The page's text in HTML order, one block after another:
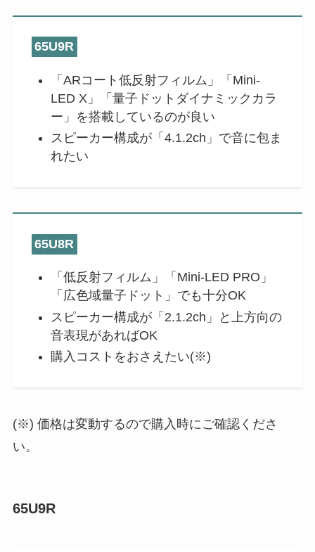
65U9R
「ARコート低反射フィルム」「Mini-
LED X」「量子ドットダイナミックカラ
ー」を搭載しているのが良い
スピーカー構成が「4.1.2ch」で音に包ま
れたい
65U8R
「低反射フィルム」「Mini-LED PRO」
「広色域量子ドット」でも十分OK
スピーカー構成が「2.1.2ch」と上方向の
音表現があればOK
購入コストをおさえたい(※)
(※) 価格は変動するので購入時にご確認くださ
い。
65U9R